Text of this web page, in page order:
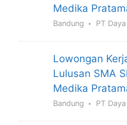
Medika
Bandung PT
Lowongan
Lulusan SMA
Medika
Bandung PT